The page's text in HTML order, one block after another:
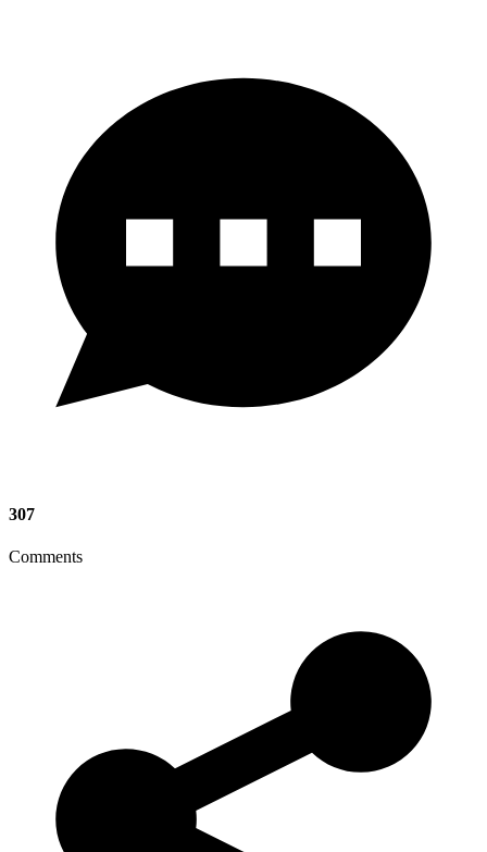
307
Comments